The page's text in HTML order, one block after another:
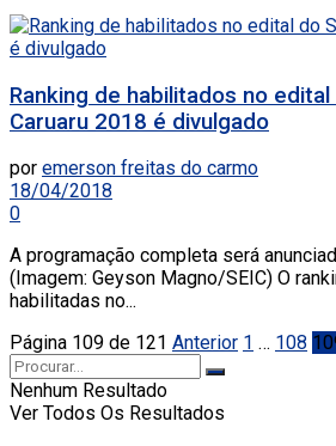
Ranking de habilitados no
Caruaru 2018 é divulgado
por emerson freitas do carmo
18/04/2018
0
A programação completa será
(Imagem: Geyson Magno/SEIC) O
habilitadas no...
Página 109 de 121 Anterior 1 … 108
Nenhum Resultado
Ver Todos Os Resultados